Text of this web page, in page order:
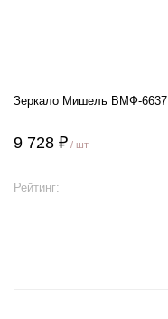
Зеркало Мишель ВМФ-6637
9 728 ₽ / шт
Рейтинг: